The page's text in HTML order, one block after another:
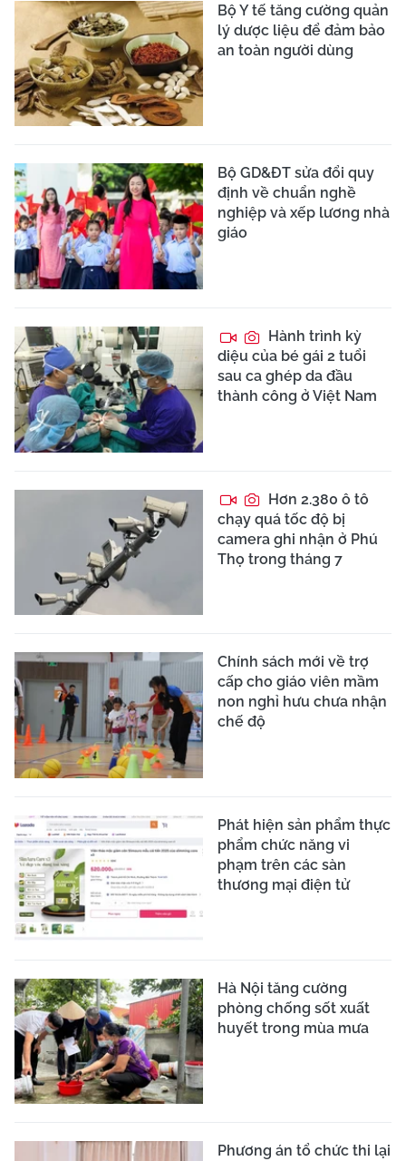
Bộ Y tế tăng cường quản
lý dược liệu để đảm bảo
an toàn người dùng
Bộ GD&ĐT sửa đổi quy
định về chuẩn nghề
nghiệp và xếp lương nhà
giáo
Hành trình kỳ
diệu của bé gái 2 tuổi
sau ca ghép da đầu
thành công ở Việt Nam
Hơn 2.380 ô tô
chạy quá tốc độ bị
camera ghi nhận ở Phú
Thọ trong tháng 7
Chính sách mới về trợ
cấp cho giáo viên mầm
non nghỉ hưu chưa nhận
chế độ
Phát hiện sản phẩm thực
phẩm chức năng vi
phạm trên các sàn
thương mại điện tử
Hà Nội tăng cường
phòng chống sốt xuất
huyết trong mùa mưa
Phương án tổ chức thi lại